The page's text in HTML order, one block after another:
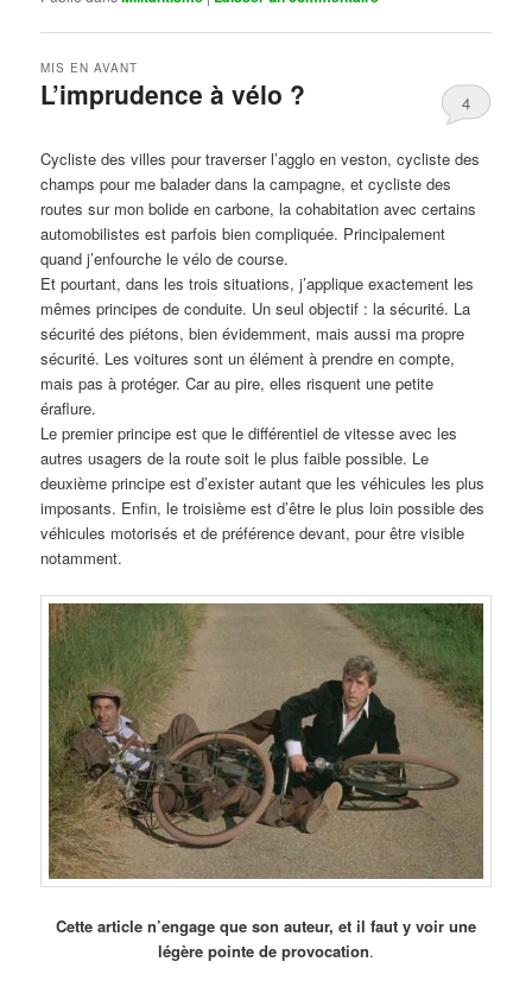
L’imprudence à vélo ?
MIS EN AVANT
4
Cycliste des villes pour traverser l’agglo en veston, cycliste des
champs pour me balader dans la campagne, et cycliste des
routes sur mon bolide en carbone, la cohabitation avec certains
automobilistes est parfois bien compliquée. Principalement
quand j’enfourche le vélo de course.
Et pourtant, dans les trois situations, j’applique exactement les
mêmes principes de conduite. Un seul objectif : la sécurité. La
sécurité des piétons, bien évidemment, mais aussi ma propre
sécurité. Les voitures sont un élément à prendre en compte,
mais pas à protéger. Car au pire, elles risquent une petite
éraflure.
Le premier principe est que le différentiel de vitesse avec les
autres usagers de la route soit le plus faible possible. Le
deuxième principe est d’exister autant que les véhicules les plus
imposants. Enfin, le troisième est d’être le plus loin possible des
véhicules motorisés et de préférence devant, pour être visible
notamment.
Cette article n’engage que son auteur, et il faut y voir une
légère pointe de provocation.